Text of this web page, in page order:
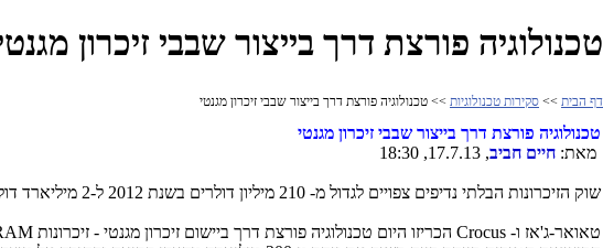
טכנולוגיה פורצת דרך בייצור שבבי זיכרון
דף הבית >> סקירות טכנולוגיות >> טכנולוגיה פורצת דרך בייצור שבבי זיכרון מגנטי
טכנולוגיה פורצת דרך בייצור שבבי זיכרון מגנטי
מאת: חיים חביב, 17.7.13, 18:30
שוק הזיכרונות הבלתי נדיפים צפויים לגדול מ- 210 מיליון דולרים בשנת 2012 ל-2 מיליארד דולרים ב 2018. שוק שבבי ה-
טאואר-ג'אז ו- Crocus הכריזו היום טכנולוגיה פורצת דרך ביישום זיכרון מגנטי - זיכרונות